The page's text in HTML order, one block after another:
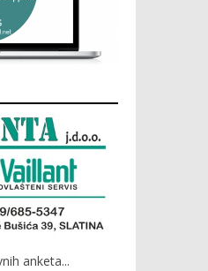
HEP: Bez struje
28.09.2022.
anketa...